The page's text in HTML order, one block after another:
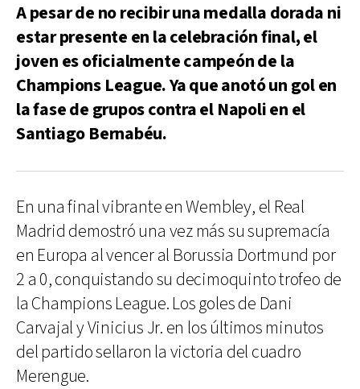
A pesar de no recibir una medalla dorada ni
estar presente en la celebración final, el
joven es oficialmente campeón de la
Champions League. Ya que anotó un gol en
la fase de grupos contra el Napoli en el
Santiago Bernabéu.
En una final vibrante en Wembley, el Real
Madrid demostró una vez más su supremacía
en Europa al vencer al Borussia Dortmund por
2 a 0, conquistando su decimoquinto trofeo de
la Champions League. Los goles de Dani
Carvajal y Vinicius Jr. en los últimos minutos
del partido sellaron la victoria del cuadro
Merengue.